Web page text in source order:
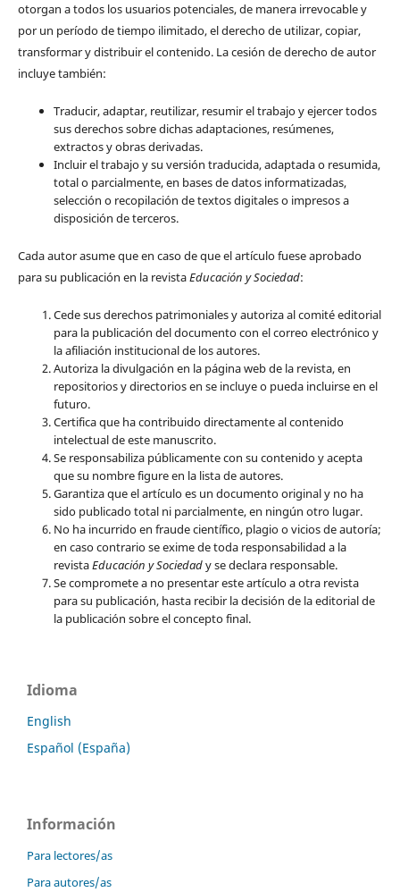
otorgan a todos los usuarios potenciales, de manera irrevocable y
por un período de tiempo ilimitado, el derecho de utilizar, copiar,
transformar y distribuir el contenido. La cesión de derecho de autor
incluye también:
Traducir, adaptar, reutilizar, resumir el trabajo y ejercer todos
sus derechos sobre dichas adaptaciones, resúmenes,
extractos y obras derivadas.
Incluir el trabajo y su versión traducida, adaptada o resumida,
total o parcialmente, en bases de datos informatizadas,
selección o recopilación de textos digitales o impresos a
disposición de terceros.
Cada autor asume que en caso de que el artículo fuese aprobado
para su publicación en la revistaEducación y Sociedad:
Cede sus derechos patrimoniales y autoriza al comité editorial
para la publicación del documento con el correo electrónico y
la afiliación institucional de los autores.
Autoriza la divulgación en la página web de la revista, en
repositorios y directorios en se incluye o pueda incluirse en el
futuro.
Certifica que ha contribuido directamente al contenido
intelectual de este manuscrito.
Se responsabiliza públicamente con su contenido y acepta
que su nombre figure en la lista de autores.
Garantiza que el artículo es un documento original y no ha
sido publicado total ni parcialmente, en ningún otro lugar.
No ha incurrido en fraude científico, plagio o vicios de autoría;
en caso contrario se exime de toda responsabilidad a la
revistaEducación y Sociedady se declara responsable.
Se compromete a no presentar este artículo a otra revista
para su publicación, hasta recibir la decisión de la editorial de
la publicación sobre el concepto final.
Idioma
English
Español (España)
Información
Para lectores/as
Para autores/as